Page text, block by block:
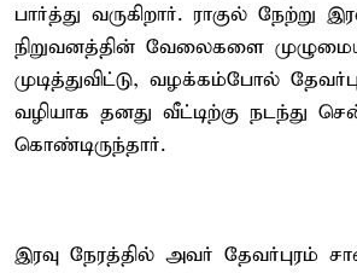
பார்த்து வருகிறார். ராகுல் நேற்று
நிறுவனத்தின் வேலைகளை
முடித்துவிட்டு, வழக்கம்போல்
வழியாக தனது வீட்டிற்கு நடந்து
கொண்டிருந்தார்.
இரவு நேரத்தில் அவர் தேவர்புரம்